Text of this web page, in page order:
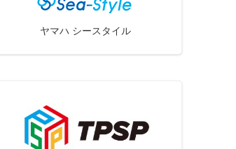
ヤマハ シースタイル